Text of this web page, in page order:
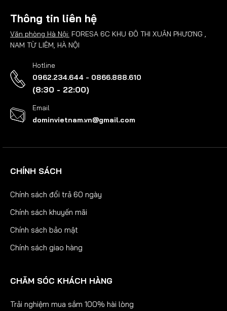
Thông tin liên hệ
Văn phòng Hà Nội: FORESA 6C KHU ĐÔ THI XUÂN PHƯƠNG ,
NAM TỪ LIÊM, HÀ NỘI
Hotline
0962.234.644 - 0866.888.610
(8:30 - 22:00)
Email
dominvietnam.vn@gmail.com
CHÍNH SÁCH
Chính sách đổi trả 60 ngày
Chính sách khuyến mãi
Chính sách bảo mật
Chính sách giao hàng
CHĂM SÓC KHÁCH HÀNG
Trải nghiệm mua sắm 100% hài lòng